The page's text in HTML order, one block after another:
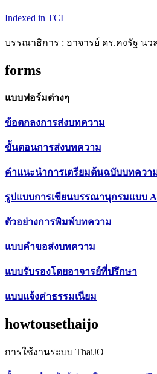
Indexed in TCI
บรรณาธิการ : อาจารย์ ดร.คงรัฐ นว
forms
แบบฟอร์มต่างๆ
ข้อตกลงการส่งบทความ
ขั้นตอนการส่งบทความ
คำแนะนำการเตรียมต้นฉบับบทควา
รูปแบบการเขียนบรรณานุกรมแบบ
ตัวอย่างการพิมพ์บทความ
แบบคำขอส่งบทความ
แบบรับรองโดยอาจารย์ที่ปรึกษา
แบบแจ้งค่าธรรมเนียม
howtousethaijo
การใช้งานระบบ ThaiJO